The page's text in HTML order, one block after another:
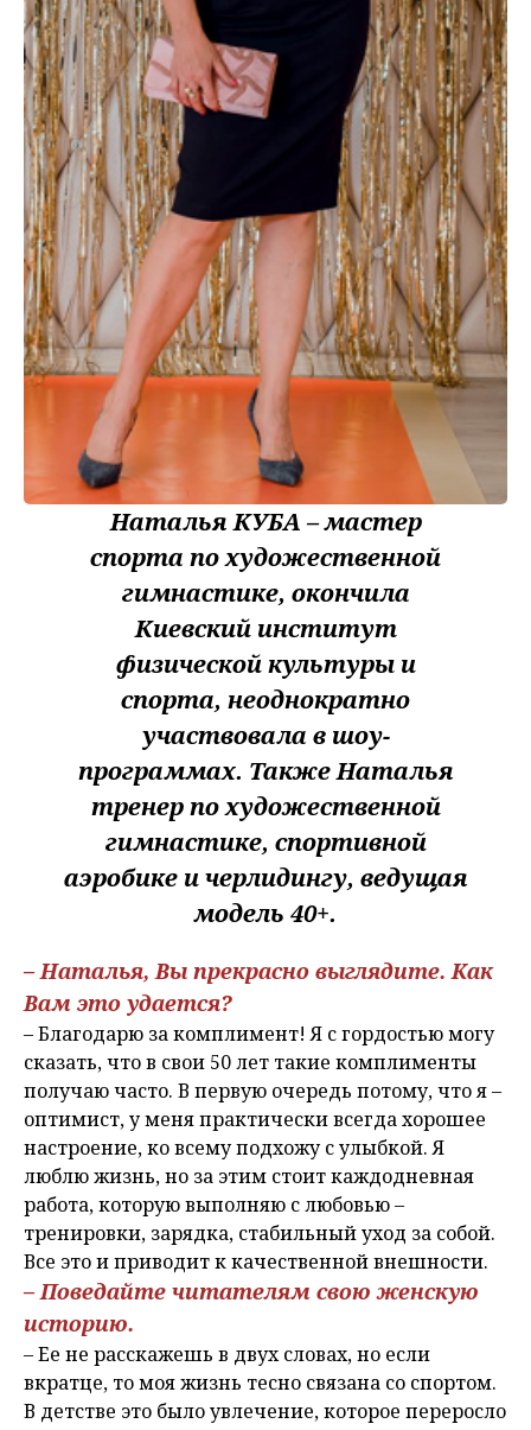
Наталья КУБА – мастер
спорта по художественной
гимнастике, окончила
Киевский институт
физической культуры и
спорта, неоднократно
участвовала в шоу-
программах. Также Наталья
тренер по художественной
гимнастике, спортивной
аэробике и черлидингу, ведущая
модель 40+.
– Наталья, Вы прекрасно выглядите. Как
Вам это удается?
– Благодарю за комплимент! Я с гордостью могу
сказать, что в свои 50 лет такие комплименты
получаю часто. В первую очередь потому, что я –
оптимист, у меня практически всегда хорошее
настроение, ко всему подхожу с улыбкой. Я
люблю жизнь, но за этим стоит каждодневная
работа, которую выполняю с любовью –
тренировки, зарядка, стабильный уход за собой.
Все это и приводит к качественной внешности.
– Поведайте читателям свою женскую
историю.
– Ее не расскажешь в двух словах, но если
вкратце, то моя жизнь тесно связана со спортом.
В детстве это было увлечение, которое переросло